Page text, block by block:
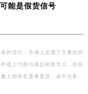
能是假货信号
的流行，市场上出现了大量的仿
观上可能与真品相差无几，但在
上却存在显著差异。这不仅影…